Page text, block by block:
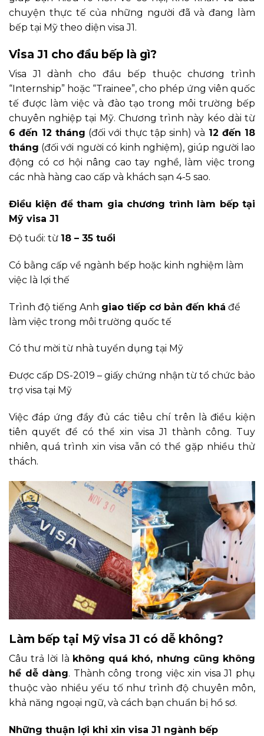
chuyện thực tế của những người đã và đang làm
bếp tại Mỹ theo diện visa J1.
Visa J1 cho đầu bếp là gì?
Visa J1 dành cho đầu bếp thuộc chương trình
“Internship” hoặc “Trainee”, cho phép ứng viên quốc
tế được làm việc và đào tạo trong môi trường bếp
chuyên nghiệp tại Mỹ. Chương trình này kéo dài từ
6 đến 12 tháng (đối với thực tập sinh) và 12 đến 18
tháng (đối với người có kinh nghiệm), giúp người lao
động có cơ hội nâng cao tay nghề, làm việc trong
các nhà hàng cao cấp và khách sạn 4-5 sao.
Điều kiện để tham gia chương trình làm bếp tại
Mỹ visa J1
Độ tuổi: từ 18 – 35 tuổi
Có bằng cấp về ngành bếp hoặc kinh nghiệm làm
việc là lợi thế
Trình độ tiếng Anh giao tiếp cơ bản đến khá để
làm việc trong môi trường quốc tế
Có thư mời từ nhà tuyển dụng tại Mỹ
Được cấp DS-2019 – giấy chứng nhận từ tổ chức bảo
trợ visa tại Mỹ
Việc đáp ứng đầy đủ các tiêu chí trên là điều kiện
tiên quyết để có thể xin visa J1 thành công. Tuy
nhiên, quá trình xin visa vẫn có thể gặp nhiều thử
thách.
Làm bếp tại Mỹ visa J1 có dễ không?
Câu trả lời là không quá khó, nhưng cũng không
hề dễ dàng. Thành công trong việc xin visa J1 phụ
thuộc vào nhiều yếu tố như trình độ chuyên môn,
khả năng ngoại ngữ, và cách bạn chuẩn bị hồ sơ.
Những thuận lợi khi xin visa J1 ngành bếp